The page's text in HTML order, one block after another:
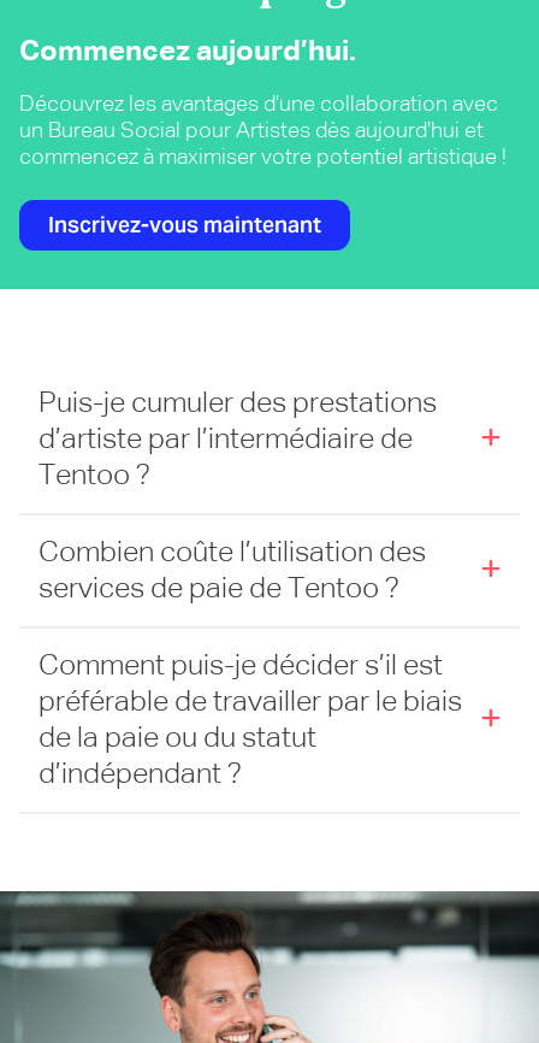
Commencez aujourd’hui.
Découvrez les avantages d’une collaboration avec
un Bureau Social pour Artistes dès aujourd’hui et
commencez à maximiser votre potentiel artistique !
Inscrivez-vous maintenant
Puis-je cumuler des prestations
d’artiste par l’intermédiaire de
Tentoo ?
Combien coûte l’utilisation des
services de paie de Tentoo ?
Comment puis-je décider s’il est
préférable de travailler par le biais
de la paie ou du statut
d’indépendant ?